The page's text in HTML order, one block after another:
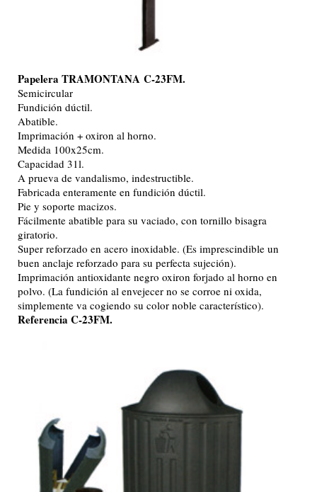
Papelera TRAMONTANA C-23FM.
Semicircular
Fundición dúctil.
Abatible.
Imprimación + oxiron al horno.
Medida 100x25cm.
Capacidad 31l.
A prueva de vandalismo, indestructible.
Fabricada enteramente en fundición dúctil.
Pie y soporte macizos.
Fácilmente abatible para su vaciado, con tornillo bisagra
giratorio.
Super reforzado en acero inoxidable. (Es imprescindible un
buen anclaje reforzado para su perfecta sujeción).
Imprimación antioxidante negro oxiron forjado al horno en
polvo. (La fundición al envejecer no se corroe ni oxida,
simplemente va cogiendo su color noble característico).
Referencia C-23FM.